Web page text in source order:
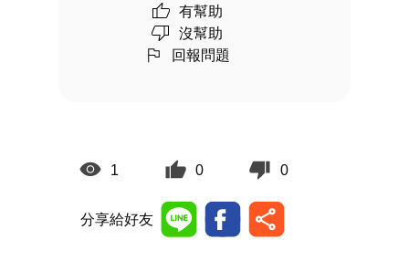
有幫助
沒幫助
回報問題
1 0 0
分享給好友